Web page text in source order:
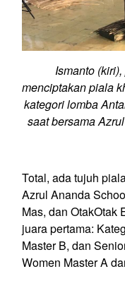
Ismanto
menciptakan piala
kategori lomba
saat bersama
Total, ada tujuh
Azrul Ananda
Mas, dan OtakOtak
juara pertama:
Master B, dan
Women Master A